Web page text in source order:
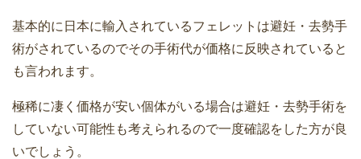
基本的に日本に輸入されているフェレットは避妊・去勢手
術がされているのでその手術代が価格に反映されていると
も言われます。
極稀に凄く価格が安い個体がいる場合は避妊・去勢手術を
していない可能性も考えられるので一度確認をした方が良
いでしょう。